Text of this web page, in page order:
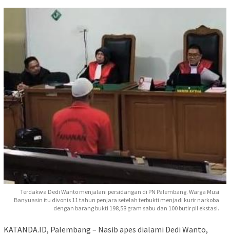
Terdakwa Dedi Wanto menjalani persidangan di PN Palembang. Warga Musi
Banyuasin itu divonis 11 tahun penjara setelah terbukti menjadi kurir narkoba
dengan barang bukti 198,58 gram sabu dan 100 butir pil ekstasi.
KATANDA.ID, Palembang – Nasib apes dialami Dedi Wanto,